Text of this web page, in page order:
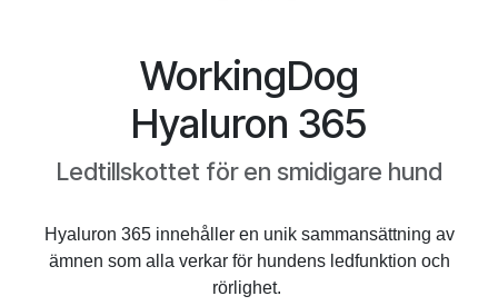
WorkingDog
Hyaluron 365
Ledtillskottet för en smidigare hund
Hyaluron 365 innehåller en unik sammansättning av
ämnen som alla verkar för hundens ledfunktion och
rörlighet.